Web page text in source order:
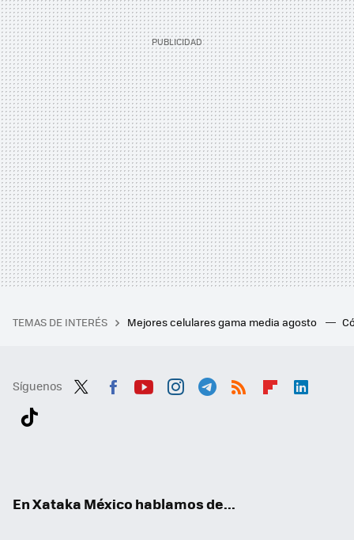
TEMAS DE INTERÉS Mejores celulares gama media agosto
Síguenos
En Xataka México hablamos de...